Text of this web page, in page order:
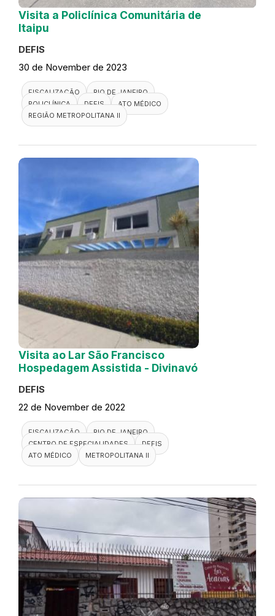
Visita a Policlínica Comunitária de
Itaipu
DEFIS
30 de November de 2023
FISCALIZAÇÃO
RIO DE JANEIRO
POLICLÍNICA
DEFIS
ATO MÉDICO
REGIÃO METROPOLITANA II
Visita ao Lar São Francisco
Hospedagem Assistida - Divinavó
DEFIS
22 de November de 2022
FISCALIZAÇÃO
RIO DE JANEIRO
CENTRO DE ESPECIALIDADES
DEFIS
ATO MÉDICO
METROPOLITANA II